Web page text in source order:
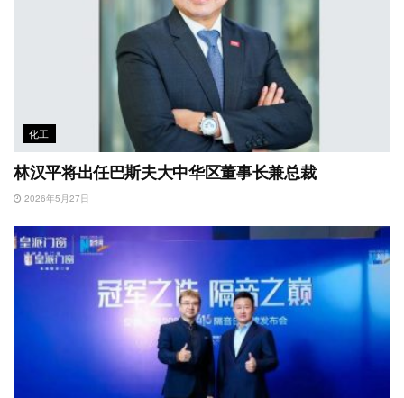
化工
林汉平将出任巴斯夫大中华区董事长兼总裁
2026年5月27日